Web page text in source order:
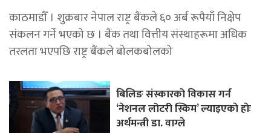
काठमाडौँ । शुक्रबार नेपाल राष्ट्र बैंकले ६० अर्ब रूपैयाँ निक्षेप
संकलन गर्ने भएको छ । बैंक तथा वित्तीय संस्थाहरूमा अधिक
तरलता भएपछि राष्ट्र बैंकले बोलकबोलको
बिलिङ संस्कारको विकास गर्न
‘नेशनल लोटरी स्किम’ ल्याइएकाे हाेः
अर्थमन्त्री डा. वाग्ले